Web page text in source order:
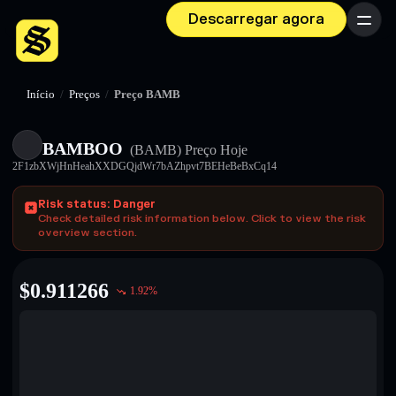
Descarregar agora Menu
Início / Preços / Preço BAMB
BAMBOO (BAMB) Preço Hoje
2F1zbXWjHnHeahXXDGQjdWr7bAZhpvt7BEHeBeBxCq14
Risk status: Danger
Check detailed risk information below. Click to view the risk
overview section.
$0.911266 1.92%